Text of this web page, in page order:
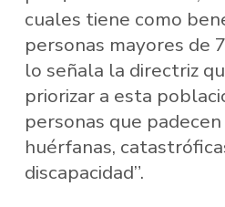
cuales tiene como
personas mayores de
lo señala la directriz
priorizar a esta
personas que
huérfanas,
discapacidad”.